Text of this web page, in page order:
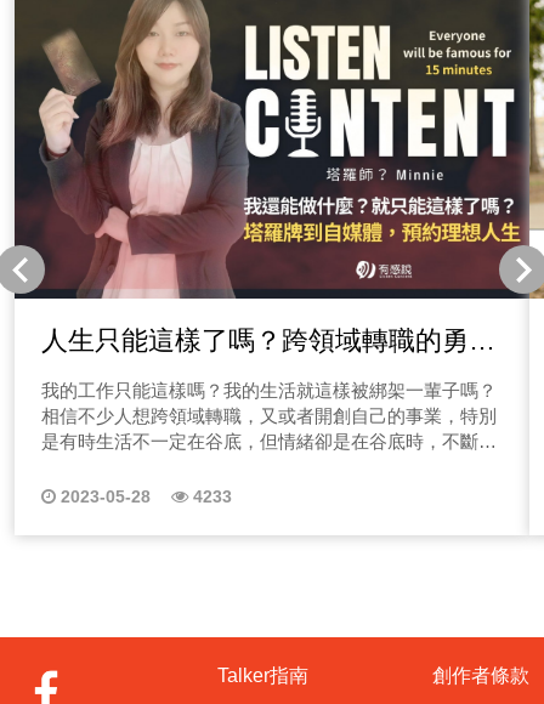
人生只能這樣了嗎？跨領域轉職的勇
氣！塔羅師迷你來分享！
我的工作只能這樣嗎？我的生活就這樣被綁架一輩子嗎？
相信不少人想跨領域轉職，又或者開創自己的事業，特別
是有時生活不一定在谷底，但情緒卻是在谷底時，不斷的
是工作不順心時多少會有自我懷疑，而今天的分享相信能
但我好像只有這個選擇，跳出去做副業我真的會順利嗎？
且現在更協助超過30位創業者經營自媒體，看似很精采的
生活，但她從出社會就是塔羅師嗎？而Minnie在工作上也
2023-05-28 4233
Talker指南 創作者條款